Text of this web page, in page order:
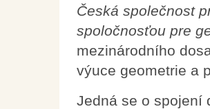
Česká společnost
spoločnosťou pre
mezinárodního
výuce geometrie a
Jedná se o spojení